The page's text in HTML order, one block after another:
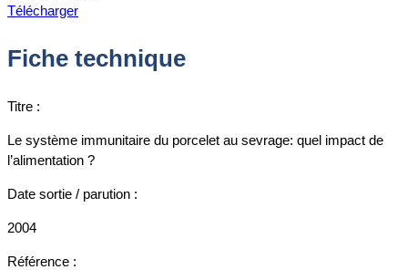
Télécharger
Fiche technique
Titre :
Le système immunitaire du porcelet au sevrage: quel impact de
l’alimentation ?
Date sortie / parution :
2004
Référence :